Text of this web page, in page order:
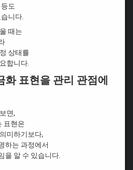
도
니다.
때는
상태를
합니다.
표현을 관리 관점에
면,
표현은
미하기보다,
하는 과정에서
을 알 수 있습니다.